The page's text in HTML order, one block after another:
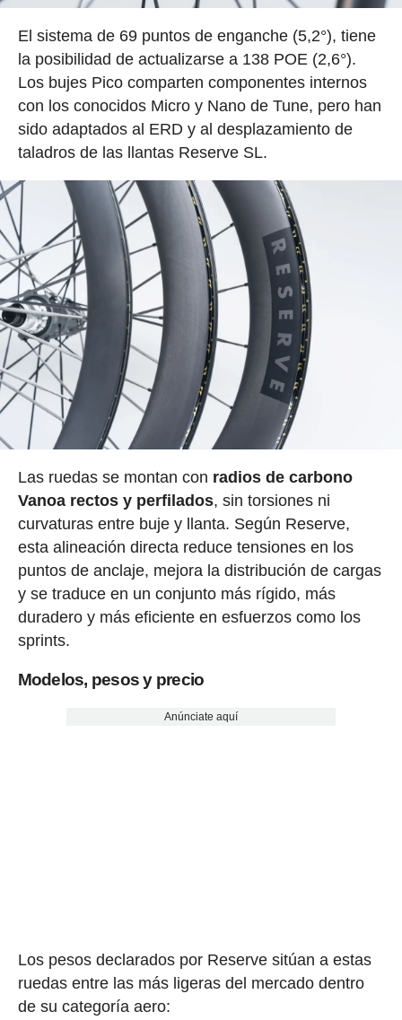
El sistema de 69 puntos de enganche (5,2°), tiene
la posibilidad de actualizarse a 138 POE (2,6°).
Los bujes Pico comparten componentes internos
con los conocidos Micro y Nano de Tune, pero han
sido adaptados al ERD y al desplazamiento de
taladros de las llantas Reserve SL.
Las ruedas se montan con radios de carbono
Vanoa rectos y perfilados, sin torsiones ni
curvaturas entre buje y llanta. Según Reserve,
esta alineación directa reduce tensiones en los
puntos de anclaje, mejora la distribución de cargas
y se traduce en un conjunto más rígido, más
duradero y más eficiente en esfuerzos como los
sprints.
Modelos, pesos y precio
Anúnciate aquí
Los pesos declarados por Reserve sitúan a estas
ruedas entre las más ligeras del mercado dentro
de su categoría aero: